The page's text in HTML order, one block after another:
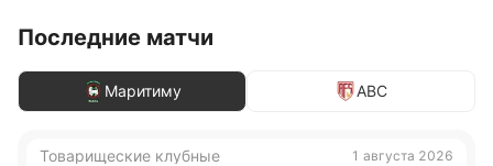
Последние матчи
Маритиму АВС
Товарищеские клубные 1 августа 2026